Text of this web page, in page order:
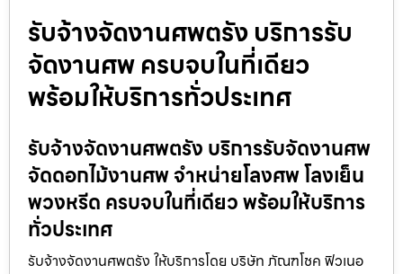
รับจ้างจัดงานศพตรัง บริการรับ
จัดงานศพ ครบจบในที่เดียว
พร้อมให้บริการทั่วประเทศ
รับจ้างจัดงานศพตรัง บริการรับจัดงานศพ
จัดดอกไม้งานศพ จำหน่ายโลงศพ โลงเย็น
พวงหรีด ครบจบในที่เดียว พร้อมให้บริการ
ทั่วประเทศ
รับจ้างจัดงานศพตรัง ให้บริการโดย บริษัท ภัณฑโชค ฟิวเนอ